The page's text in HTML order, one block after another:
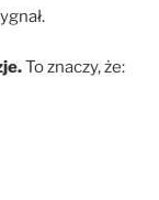
To znaczy, że: